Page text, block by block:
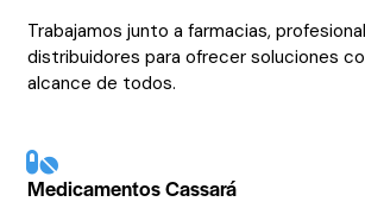
Trabajamos junto a farmacias,
distribuidores para ofrecer soluciones
alcance de todos.
Medicamentos Cassará